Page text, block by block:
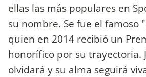
ellas las más populares en
su nombre. Se fue el famoso
quien en 2014 recibió un
honorífico por su trayectoria.
olvidará y su alma seguirá